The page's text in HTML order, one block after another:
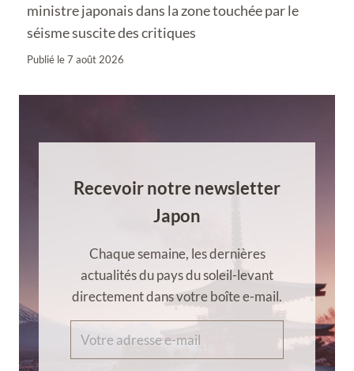
ministre japonais dans la zone touchée par le
séisme suscite des critiques
Publié le7 août 2026
Recevoir notre newsletter
Japon
Chaque semaine, les dernières
actualités du pays du soleil-levant
directement dans votre boîte e-mail.